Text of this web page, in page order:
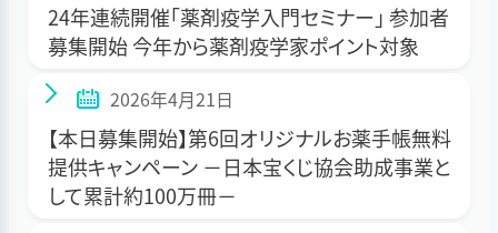
24年連続開催「薬剤疫学入門セミナー」 参加者
募集開始 今年から薬剤疫学家ポイント対象
2026年4月21日
【本日募集開始】第6回オリジナルお薬手帳無料
提供キャンペーン －日本宝くじ協会助成事業と
して累計約100万冊－